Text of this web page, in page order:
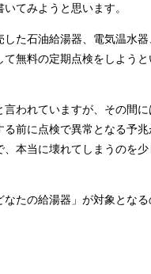
てみようと思います。
た石油給湯器、電気温水器
無料の定期点検をしよう
われていますが、その間
前に点検で異常となる予
本当に壊れてしまうのを
たの給湯器」が対象とな